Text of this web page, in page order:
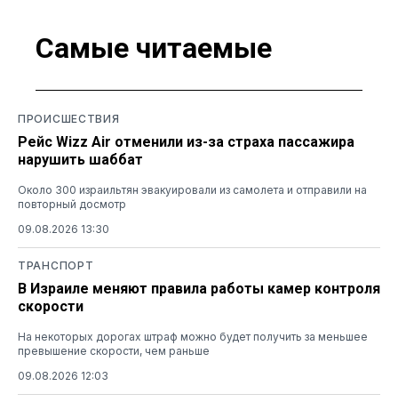
Самые читаемые
ПРОИСШЕСТВИЯ
Рейс Wizz Air отменили из-за страха пассажира
нарушить шаббат
Около 300 израильтян эвакуировали из самолета и отправили на
повторный досмотр
09.08.2026 13:30
ТРАНСПОРТ
В Израиле меняют правила работы камер контроля
скорости
На некоторых дорогах штраф можно будет получить за меньшее
превышение скорости, чем раньше
09.08.2026 12:03